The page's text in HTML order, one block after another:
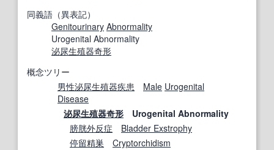
同義語（異表記）
Genitourinary Abnormality
Urogenital Abnormality
泌尿生殖器奇形
概念ツリー
男性泌尿生殖器疾患 Male Urogenital
Disease
泌尿生殖器奇形 Urogenital Abnormality
膀胱外反症
Bladder Exstrophy
停留精巣
Cryptorchidism